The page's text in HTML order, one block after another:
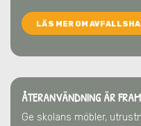
LÄS MER OM
ÅTERANVÄNDNING ÄR
Ge skolans möbler,